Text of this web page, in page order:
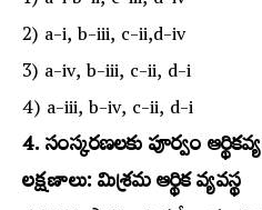
2) a-i, b-iii, c-ii,d-iv
3) a-iv, b-iii, c-ii, d-i
4) a-iii, b-iv, c-ii, d-i
4. సంస్కరణలకు పూర్వం
లక్షణాలు: మిశ్రమ ఆర్థిక వ్యవస్థ